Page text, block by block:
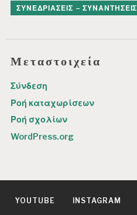
ΣΥΝΕΔΡΙΆΣΕΙΣ – ΣΥΝΑΝΤΉΣΕΙΣ
Μεταστοιχεία
Σύνδεση
Ροή καταχωρίσεων
Ροή σχολίων
WordPress.org
YOUTUBE INSTAGRAM